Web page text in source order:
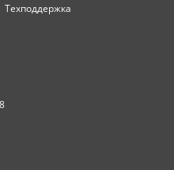
Техподдержка